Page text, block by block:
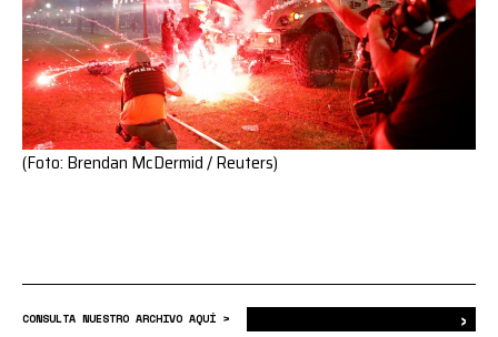
(Foto: Brendan McDermid / Reuters)
CONSULTA NUESTRO ARCHIVO AQUÍ > ›